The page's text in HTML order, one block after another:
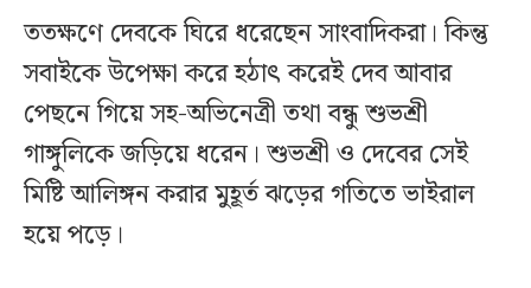
ততক্ষণে দেবকে ঘিরে ধরেছেন সাংবাদিকরা। কিন্তু
সবাইকে উপেক্ষা করে হঠাৎ করেই দেব আবার
পেছনে গিয়ে সহ-অভিনেত্রী তথা বন্ধু শুভশ্রী
গাঙ্গুলিকে জড়িয়ে ধরেন। শুভশ্রী ও দেবের সেই
মিষ্টি আলিঙ্গন করার মুহূর্ত ঝড়ের গতিতে ভাইরাল
হয়ে পড়ে।